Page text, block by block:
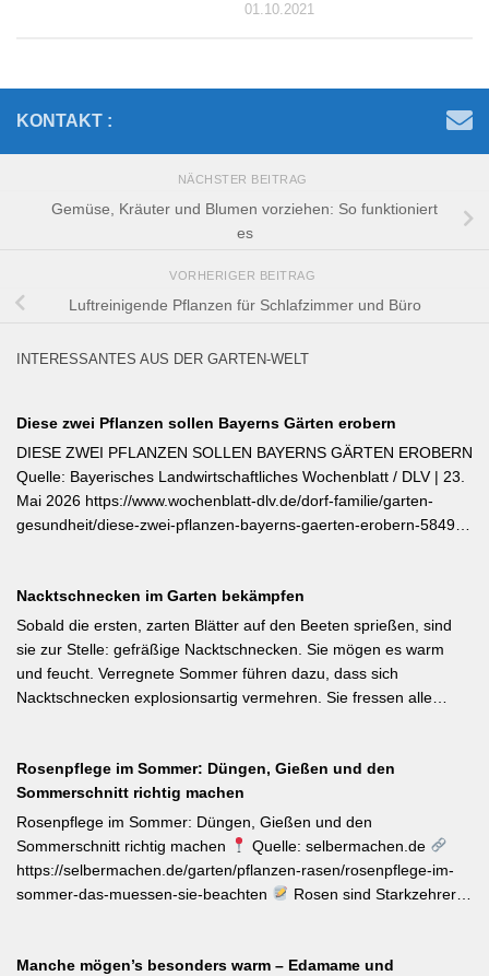
01.10.2021
KONTAKT :
NÄCHSTER BEITRAG
Gemüse, Kräuter und Blumen vorziehen: So funktioniert
es
VORHERIGER BEITRAG
Luftreinigende Pflanzen für Schlafzimmer und Büro
INTERESSANTES AUS DER GARTEN-WELT
Diese zwei Pflanzen sollen Bayerns Gärten erobern
DIESE ZWEI PFLANZEN SOLLEN BAYERNS GÄRTEN EROBERN
Quelle: Bayerisches Landwirtschaftliches Wochenblatt / DLV | 23.
Mai 2026 https://www.wochenblatt-dlv.de/dorf-familie/garten-
gesundheit/diese-zwei-pflanzen-bayerns-gaerten-erobern-584991
gemusterten Blüten, die ohne Ausputzen von Frühsommer bis
Herbst reich blüht und sich hervorragend für Balkonkästen und
Ampeln eignet. Die Bayerische Genusspflanze des Jahres 2026
ist die Erdbeere ‚Lilly Waldberry‘, die durch ihr intensiv
waldbeererinnerndes Aroma überzeugt und ab Juni durchgehend
bayerische Gärtnereien erhältlich. Wer auf regional empfohlene
Pflanzen setzen möchte, liegt mit diesen beiden Sorten für Balkon
und Nutzgarten genau richtig.
Nacktschnecken im Garten bekämpfen
Sobald die ersten, zarten Blätter auf den Beeten sprießen, sind
sie zur Stelle: gefräßige Nacktschnecken. Sie mögen es warm
und feucht. Verregnete Sommer führen dazu, dass sich
Nacktschnecken explosionsartig vermehren. Sie fressen alle
hier. Weiterlesen bei MDR-Garten
Rosenpflege im Sommer: Düngen, Gießen und den
Sommerschnitt richtig machen
Rosenpflege im Sommer: Düngen, Gießen und den
Sommerschnitt richtig machen
Quelle: selbermachen.de
https://selbermachen.de/garten/pflanzen-rasen/rosenpflege-im-
sommer-das-muessen-sie-beachten
Rosen sind Starkzehrer –
bis Mitte Juli abgeschlossen sein, damit sich die Pflanzen auf die
Manche mögen’s besonders warm – Edamame und